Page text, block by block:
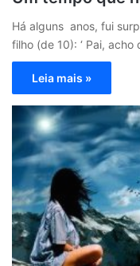
Há alguns anos, fui
filho (de 10): ‘ Pai,
Leia mais »